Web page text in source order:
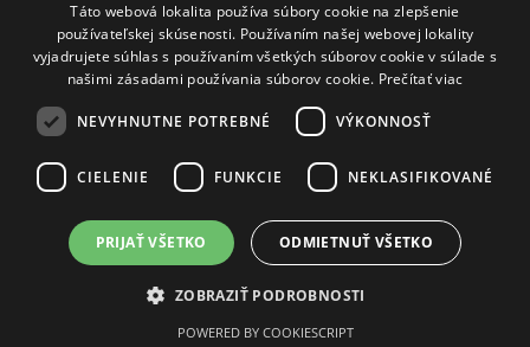
sales@rosler.sk
Regionálni zástupcovia
Západ a stred:
+421 903 728 402
Východ
mobil: +421 901 728 409
2014 - 2026 © ROSLER s.r.o.
Tvorba web stránok
aredakčný systém odAlejTech, spol. s r.o.
Táto webová lokalita používa súbory cookie na zlepšenie
používateľskej skúsenosti. Používaním našej webovej lokality
vyjadrujete súhlas s používaním všetkých súborov cookie v súlade s
našimi zásadami používania súborov cookie. Prečítať viac
NEVYHNUTNE POTREBNÉ VÝKONNOSŤ
CIELENIE FUNKCIE NEKLASIFIKOVANÉ
PRIJAŤ VŠETKO ODMIETNUŤ VŠETKO
ZOBRAZIŤ PODROBNOSTI
POWERED BY COOKIESCRIPT